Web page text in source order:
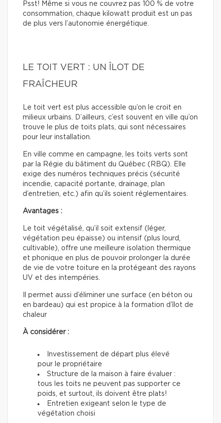
Psst! Même si vous ne couvrez pas 100 % de votre
consommation, chaque kilowatt produit est un pas
de plus vers l’autonomie énergétique.
LE TOIT VERT : UN ÎLOT DE
FRAÎCHEUR
Le toit vert est plus accessible qu’on le croit en
milieux urbains. D’ailleurs, c’est souvent en ville qu’on
trouve le plus de toits plats, qui sont nécessaires
pour leur installation.
En ville comme en campagne, les toits verts sont
par la Régie du bâtiment du Québec (RBQ). Elle
exige des numéros techniques précis (sécurité
incendie, capacité portante, drainage, plan
d’entretien, etc.) afin qu’ils soient réglementaires.
Avantages :
Le toit végétalisé, qu’il soit extensif (léger,
végétation peu épaisse) ou intensif (plus lourd,
cultivable), offre une meilleure isolation thermique
et phonique en plus de pouvoir prolonger la durée
de vie de votre toiture en la protégeant des rayons
UV et des intempéries.
Il permet aussi d’éliminer une surface (en béton ou
en bardeau) qui est propice à la formation d’îlot de
chaleur
À considérer :
Investissement de départ plus élevé
pour le propriétaire
Structure de la maison à faire évaluer :
tous les toits ne peuvent pas supporter ce
poids, et surtout, ils doivent être plats!
Entretien exigeant selon le type de
végétation choisi